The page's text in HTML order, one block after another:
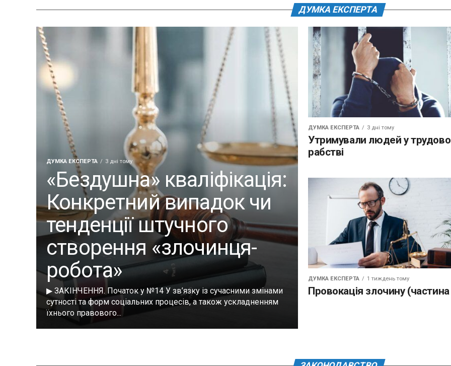
ДУМКА ЕКСПЕРТА
ДУМКА ЕКСПЕРТА 3 дні тому
«Бездушна» кваліфікація:
Конкретний випадок чи
тенденції штучного
створення «злочинця-
робота»
▶ ЗАКІНЧЕННЯ. Початок у №14 У зв’язку із сучасними змінами
сутності та форм соціальних процесів, а також ускладненням
їхнього правового...
ДУМКА ЕКСПЕРТА 3 дні тому
Утримували людей у
рабстві
ДУМКА ЕКСПЕРТА 1 тиждень тому
Провокація злочину